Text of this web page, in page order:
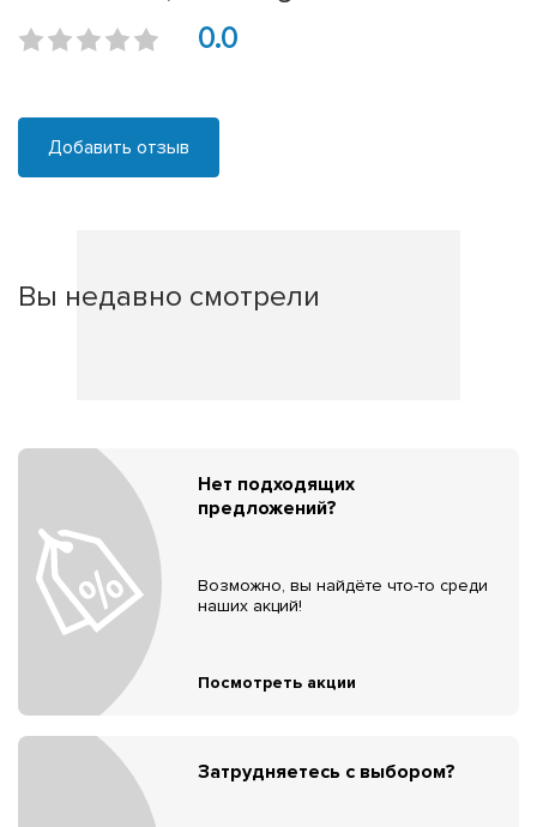
0.0
Добавить отзыв
Вы недавно смотрели
Нет подходящих
предложений?
Возможно, вы найдёте что-то среди
наших акций!
Посмотреть акции
Затрудняетесь с выбором?